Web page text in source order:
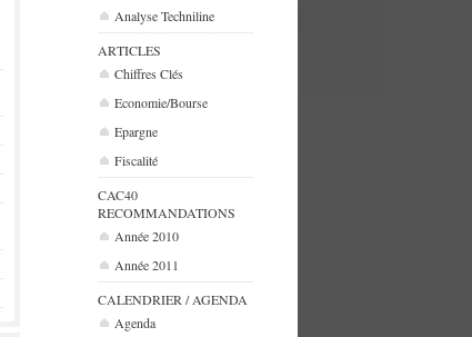
Analyse Techniline
ARTICLES
Chiffres Clés
Economie/Bourse
Epargne
Fiscalité
CAC40
RECOMMANDATIONS
Année 2010
Année 2011
CALENDRIER / AGENDA
Agenda